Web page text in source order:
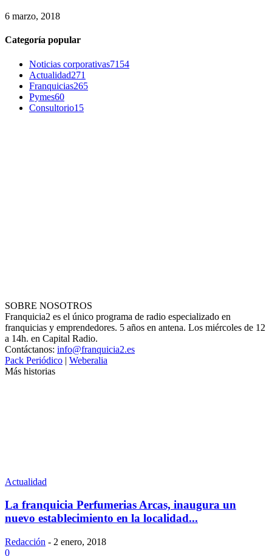
6 marzo, 2018
Categoría popular
Noticias corporativas7154
Actualidad271
Franquicias265
Pymes60
Consultorio15
SOBRE NOSOTROS
Franquicia2 es el único programa de radio especializado en
franquicias y emprendedores. 5 años en antena. Los miércoles de 12
a 14h. en Capital Radio.
Contáctanos: info@franquicia2.es
Pack Periódico | Weberalia
Más historias
Actualidad
La franquicia Perfumerias Arcas, inaugura un
nuevo establecimiento en la localidad...
Redacción - 2 enero, 2018
0